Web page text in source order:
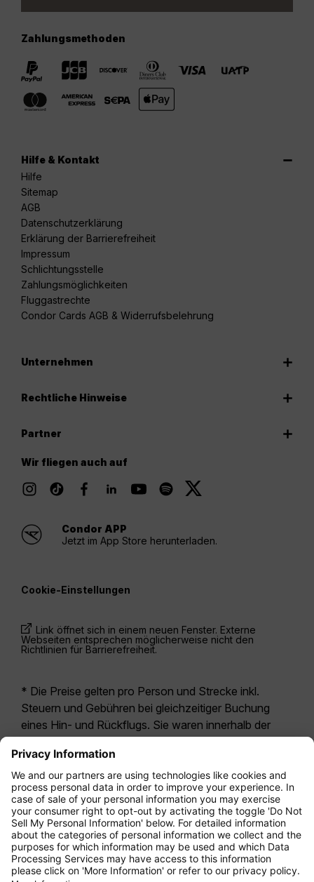
Zahlungsmethoden
Hilfe & Kontakt
Hilfe
Sitemap
AGB
Datenschutzerklärung
Erklärung der Barrierefreiheit
Impressum
Schlichtungsstelle
Zahlungsmöglichkeiten
Fluggastrechte
Condor Cards AGB & Widerrufsbelehrung
Unternehmen
Rechtliche Hinweise
Partner
Wir fliegen auch auf
Condor APP
Jetzt im App Store herunterladen.
Cookie-Einstellungen
Link öffnet sich in einem neuen Fenster. Externe
Webseiten entsprechen möglicherweise nicht den
Richtlinien für Barrierefreiheit.
* Die Preise gelten pro Person und Strecke inkl.
Steuern und Gebühren bei gleichzeitiger Buchung
eines Hin- und Rückflugs. Sie waren innerhalb der
möglicherweise nicht mehr aktuell. Bei den für die
Economy Class angegebenen Tarifen handelt es
sich i.d.R. um Economy Zero, unsere restriktivste
Tarifoption. Es können hierfür zusätzliche Gebühren
fürAufgabegepäckoder für andere optionale
Leistungen anfallen. Es gelten dieAllgemeinen
Geschäftsbedingungen .